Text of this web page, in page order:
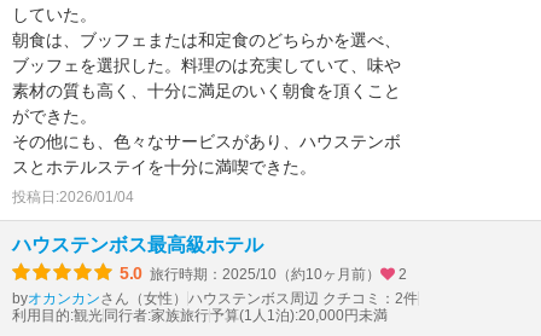
していた。
朝食は、ブッフェまたは和定食のどちらかを選べ、
ブッフェを選択した。料理のは充実していて、味や
素材の質も高く、十分に満足のいく朝食を頂くこと
ができた。
その他にも、色々なサービスがあり、ハウステンボ
スとホテルステイを十分に満喫できた。
投稿日:2026/01/04
ハウステンボス最高級ホテル
5.0 旅行時期：2025/10（約10ヶ月前）
2
byオカンカンさん（女性） ハウステンボス周辺 クチコミ：2件
利用目的:観光 同行者:家族旅行予算(1人1泊):20,000円未満